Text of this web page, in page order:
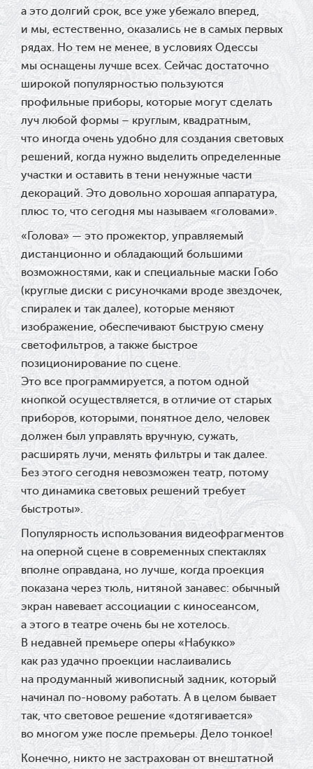
а это долгий срок, все уже убежало вперед,
и мы, естественно, оказались не в самых первых
рядах. Но тем не менее, в условиях Одессы
мы оснащены лучше всех. Сейчас достаточно
широкой популярностью пользуются
профильные приборы, которые могут сделать
луч любой формы – круглым, квадратным,
что иногда очень удобно для создания световых
решений, когда нужно выделить определенные
участки и оставить в тени ненужные части
декораций. Это довольно хорошая аппаратура,
плюс то, что сегодня мы называем «головами».
«Голова» — это прожектор, управляемый
дистанционно и обладающий большими
возможностями, как и специальные маски Гобо
(круглые диски с рисуночками вроде звездочек,
спиралек и так далее), которые меняют
изображение, обеспечивают быструю смену
светофильтров, а также быстрое
позиционирование по сцене.
Это все программируется, а потом одной
кнопкой осуществляется, в отличие от старых
приборов, которыми, понятное дело, человек
должен был управлять вручную, сужать,
расширять лучи, менять фильтры и так далее.
Без этого сегодня невозможен театр, потому
что динамика световых решений требует
быстроты».
Популярность использования видеофрагментов
на оперной сцене в современных спектаклях
вполне оправдана, но лучше, когда проекция
показана через тюль, нитяной занавес: обычный
экран навевает ассоциации с киносеансом,
а этого в театре очень бы не хотелось.
В недавней премьере оперы «Набукко»
как раз удачно проекции наслаивались
на продуманный живописный задник, который
начинал по-новому работать. А в целом бывает
так, что световое решение «дотягивается»
во многом уже после премьеры. Дело тонкое!
Конечно, никто не застрахован от внештатной